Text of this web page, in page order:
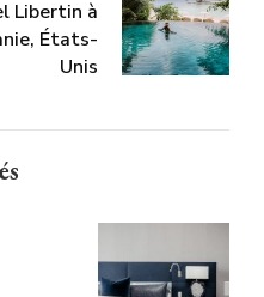
Libertin à
États-
Unis